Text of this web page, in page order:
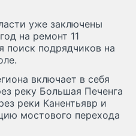
уже заключены
на ремонт 11
поиск подрядчиков на
включает в себя
реку Большая Печенга
реки Канентьявр и
мостового перехода